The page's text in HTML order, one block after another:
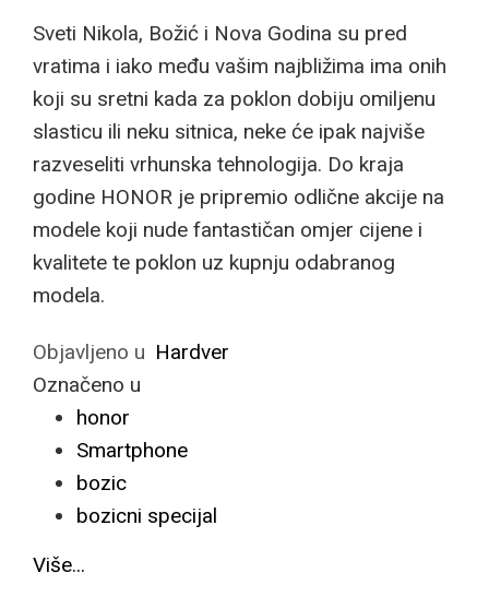
Sveti Nikola, Božić i Nova Godina su pred
vratima i iako među vašim najbližima ima onih
koji su sretni kada za poklon dobiju omiljenu
slasticu ili neku sitnica, neke će ipak najviše
razveseliti vrhunska tehnologija. Do kraja
godine HONOR je pripremio odlične akcije na
modele koji nude fantastičan omjer cijene i
kvalitete te poklon uz kupnju odabranog
modela.
Objavljeno u Hardver
Označeno u
honor
Smartphone
bozic
bozicni specijal
Više...